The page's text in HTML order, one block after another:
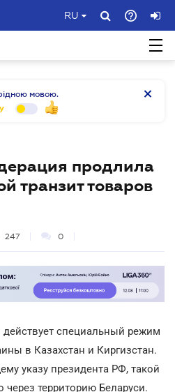
RU
мовою.
продлила
транзит товаров
247 0
действует специальный режим
в Казахстан и Киргизстан.
указу президента РФ, такой
территорию Беларуси.